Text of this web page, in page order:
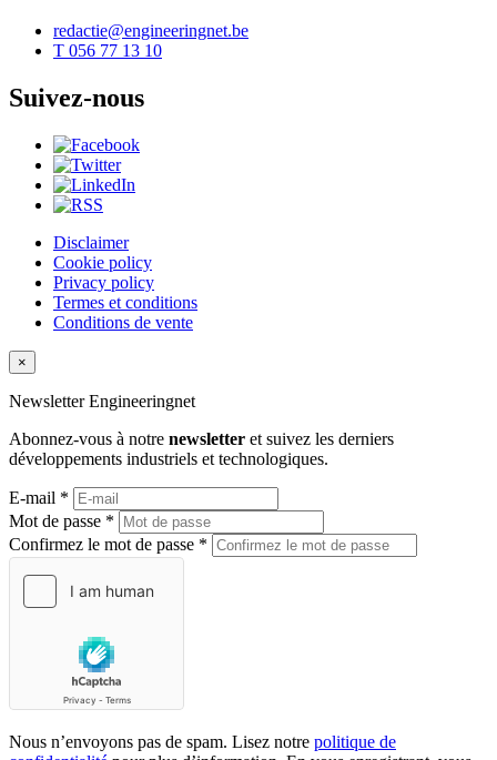
redactie@engineeringnet.be
T 056 77 13 10
Suivez-nous
Disclaimer
Cookie policy
Privacy policy
Termes et conditions
Conditions de vente
×
NewsletterEngineeringnet
Abonnez-vous à notre newsletter et suivez les derniers
développements industriels et technologiques.
E-mail *
Mot de passe *
Confirmez le mot de passe *
Nous n’envoyons pas de spam. Lisez notre politique de